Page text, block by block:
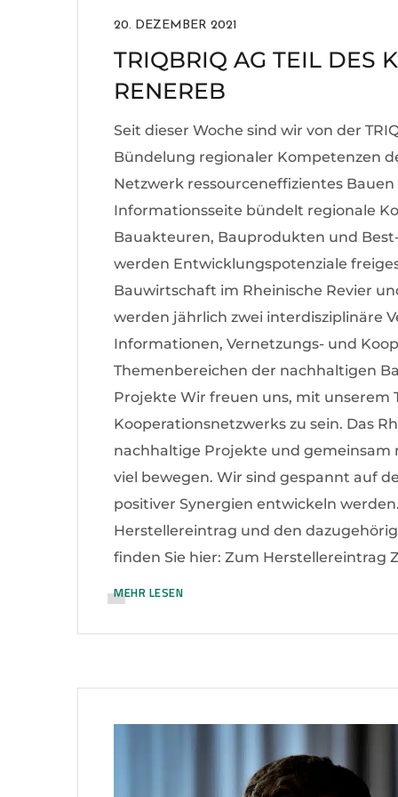
20. DEZEMBER 2021
TRIQBRIQ AG TEIL DES
RENEREB
Seit dieser Woche sind wir von der
Bündelung regionaler Kompetenzen
Netzwerk ressourceneffizientes
Informationsseite bündelt regionale
Bauakteuren, Bauprodukten und
werden Entwicklungspotenziale
Bauwirtschaft im Rheinische Revier
werden jährlich zwei interdisziplinäre
Informationen, Vernetzungs- und
Themenbereichen der nachhaltigen
Projekte Wir freuen uns, mit unserem
Kooperationsnetzwerks zu sein. Das
nachhaltige Projekte und gemeinsam
viel bewegen. Wir sind gespannt auf
positiver Synergien entwickeln
Herstellereintrag und den
finden Sie hier: Zum
MEHR LESEN